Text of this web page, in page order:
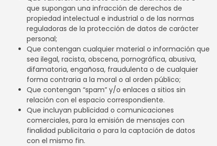
que supongan una infracción de derechos de
propiedad intelectual e industrial o de las normas
reguladoras de la protección de datos de carácter
personal;
Que contengan cualquier material o información que
sea ilegal, racista, obscena, pornográfica, abusiva,
difamatoria, engañosa, fraudulenta o de cualquier
forma contraria a la moral o al orden público;
Que contengan “spam” y/o enlaces a sitios sin
relación con el espacio correspondiente.
Que incluyan publicidad o comunicaciones
comerciales, para la emisión de mensajes con
finalidad publicitaria o para la captación de datos
con el mismo fin.